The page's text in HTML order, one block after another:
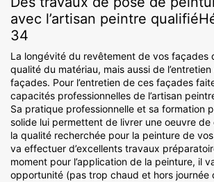
avec l’artisan peintre
34
La longévité du revêtement de vos façades
qualité du matériau, mais aussi de
façades. Pour l’entretien de ces façades
capacités professionnelles de l’artisan
Sa pratique professionnelle et sa formation
solide lui permettent de livrer une oeuvre de
la qualité recherchée pour la peinture de
va effectuer d’excellents travaux
moment pour l’application de la peinture, il
opportunité (pas trop chaud et hors journée